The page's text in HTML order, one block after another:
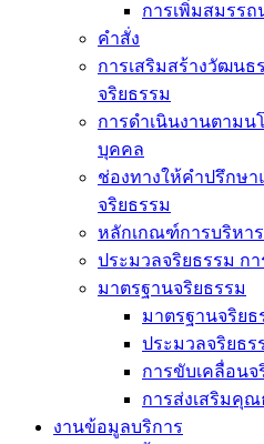
การเพิ่มสมรรถ
คำสั่ง
การเสริมสร้างวัฒน
จริยธรรม
การดำเนินงานตามน
บุคคล
ช่องทางให้คำปรึกษ
จริยธรรม
หลักเกณฑ์การบริหา
ประมวลจริยธรรม ก
มาตรฐานจริยธรรม
มาตรฐานจริย
ประมวลจริยธร
การขับเคลื่อนจ
การส่งเสริมคุ
งานข้อมูลบริการ